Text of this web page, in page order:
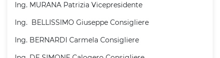
Ing. MURANA Patrizia Vicepresidente
Ing. BELLISSIMO Giuseppe Consigliere
Ing. BERNARDI Carmela Consigliere